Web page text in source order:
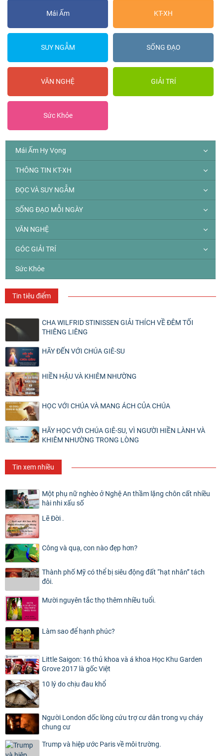
Mái Ấm KT-XH
SUY NGẪM SỐNG ĐẠO
VĂN NGHỆ GIẢI TRÍ
Sức Khỏe
Mái Ấm Hy Vọng
THÔNG TIN KT-XH
ĐỌC VÀ SUY NGẪM
SỐNG ĐẠO MỖI NGÀY
VĂN NGHỆ
GÓC GIẢI TRÍ
Sức Khỏe
Tin tiêu điểm
CHA WILFRID STINISSEN GIẢI THÍCH VỀ ĐÊM TỐI
THIÊNG LIÊNG
HÃY ĐẾN VỚI CHÚA GIÊ-SU
HIỀN HẬU VÀ KHIÊM NHƯỜNG
HỌC VỚI CHÚA VÀ MANG ÁCH CỦA CHÚA
HÃY HỌC VỚI CHÚA GIÊ-SU, VÌ NGƯỜI HIỀN LÀNH VÀ
KHIÊM NHƯỜNG TRONG LÒNG
Tin xem nhiều
Một phụ nữ nghèo ở Nghệ An thầm lặng chôn cất nhiều
hài nhi xấu số
Lẽ Đời .
Công và quạ, con nào đẹp hơn?
Thành phố Mỹ có thể bị siêu động đất “hạt nhân” tách
đôi.
Mười nguyên tắc thọ thêm nhiều tuổi.
Làm sao để hạnh phúc?
Little Saigon: 16 thủ khoa và á khoa Học Khu Garden
Grove 2017 là gốc Việt
10 lý do chịu đau khổ
Người London dốc lòng cứu trợ cư dân trong vụ cháy
chung cư
Trump và hiệp ước Paris về môi trường.